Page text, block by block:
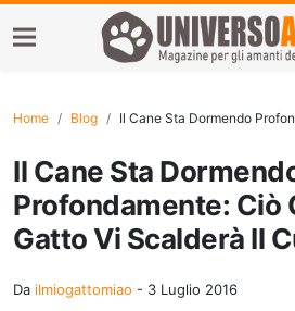
Home Blog Il Cane Sta Dormendo Profondamente:
Il Cane Sta
Profondamente: Ciò
Gatto Vi Scalderà Il
Da ilmiogattomiao - 3 Luglio 2016